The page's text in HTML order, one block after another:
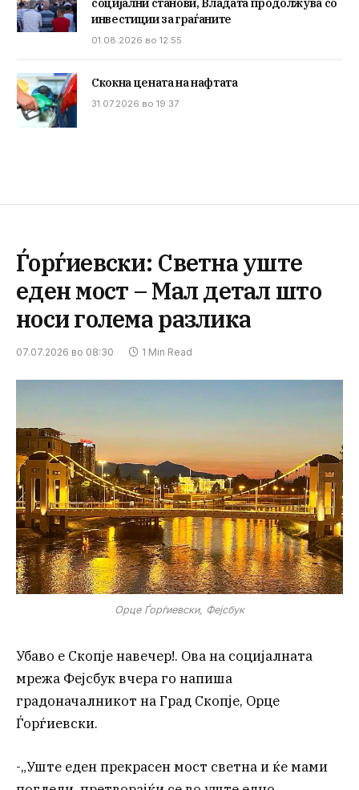
социјални станови, Владата продолжува со
инвестиции за граѓаните
01.08.2026 во 12:55
Скокна цената на нафтата
31.07.2026 во 19:37
Ѓорѓиевски: Светна уште
еден мост – Мал детал што
носи голема разлика
07.07.2026 во 08:30 1 Min Read
Орце Ѓорѓиевски, Фејсбук
Убаво е Скопје навечер!. Ова на социјалната
мрежа Фејсбук вчера го напиша
градоначалникот на Град Скопје, Орце
Ѓорѓиевски.
-„Уште еден прекрасен мост светна и ќе мами